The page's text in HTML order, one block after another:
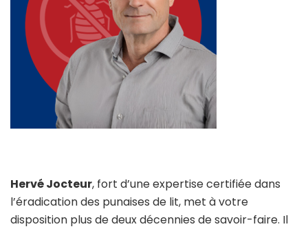
Hervé Jocteur, fort d’une expertise certifiée dans
l’éradication des punaises de lit, met à votre
disposition plus de deux décennies de savoir-faire. Il